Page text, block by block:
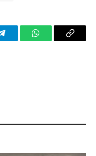
TelegramWhatsAppCopy